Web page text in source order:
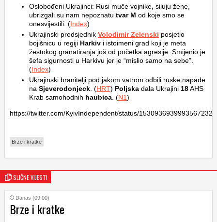
Oslobođeni Ukrajinci: Rusi muče vojnike, siluju žene,
ubrizgali su nam nepoznatu tvar M od koje smo se
onesvijestili. (Index)
Ukrajinski predsjednik Volodimir Zelenski posjetio
bojišnicu u regiji Harkiv i istoimeni grad koji je meta
žestokog granatiranja još od početka agresije. Smijenio je
šefa sigurnosti u Harkivu jer je “mislio samo na sebe”.
(Index)
Ukrajinski branitelji pod jakom vatrom odbili ruske napade
na Sjeverodonjeck . (HRT) Poljska dala Ukrajini 18AHS
Krab samohodnih haubica . (N1)
https://twitter.com/KyivIndependent/status/1530936939993567232
Brze i kratke
SLIČNE VIJESTI
Danas (09:00)
Brze i kratke